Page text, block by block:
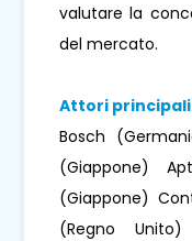
valutare la
del mercato.
Attori
Bosch
(Giappone)
(Giappone)
(Regno Unito)